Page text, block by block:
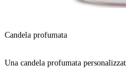
Candela profumata
Una candela profumata